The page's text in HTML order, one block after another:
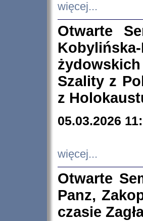
więcej...
Otwarte
Szality z
z
05.03.2026
więcej...
Otwarte
Panz,
czasie